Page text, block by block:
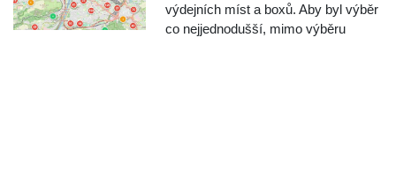
výdejních míst a boxů. Aby byl výběr
co nejjednodušší, mimo výběru